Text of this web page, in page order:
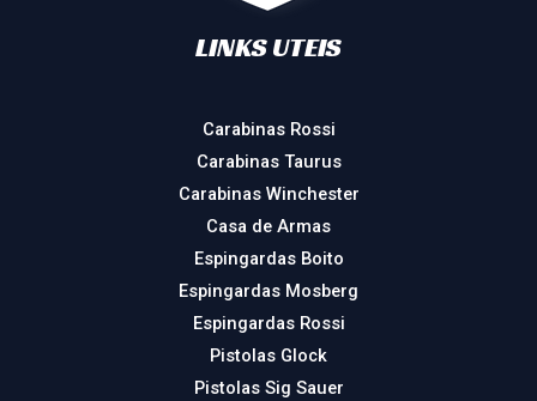
LINKS UTEIS
Carabinas Rossi
Carabinas Taurus
Carabinas Winchester
Casa de Armas
Espingardas Boito
Espingardas Mosberg
Espingardas Rossi
Pistolas Glock
Pistolas Sig Sauer